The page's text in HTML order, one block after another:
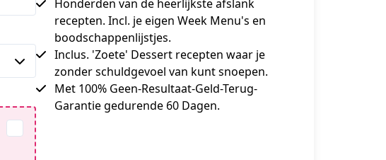
Honderden van de heerlijkste afslank
recepten. Incl. je eigen Week Menu's en
boodschappenlijstjes.
Inclus. 'Zoete' Dessert recepten waar je
zonder schuldgevoel van kunt snoepen.
Met 100% Geen-Resultaat-Geld-Terug-
Garantie gedurende 60 Dagen.